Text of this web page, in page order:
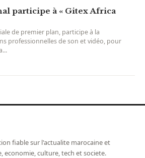
participe à « Gitex Africa
de premier plan, participe à la
professionnelles de son et vidéo, pour
fiable sur l'actualite marocaine et
economie, culture, tech et societe.